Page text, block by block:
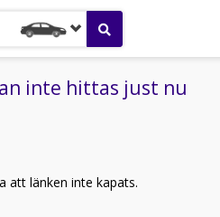
inte hittas just nu
att länken inte kapats.